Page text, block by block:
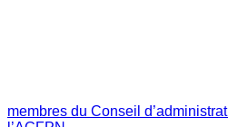
membres du Conseil